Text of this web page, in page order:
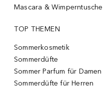
Mascara & Wimperntusche
TOP THEMEN
Sommerkosmetik
Sommerdüfte
Sommer Parfum für Damen
Sommerdüfte für Herren